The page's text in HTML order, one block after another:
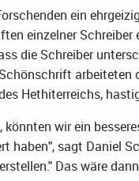
ein
einzelner Schreiber
die Schreiber
arbeiteten
Hethiterreichs,
könnten wir ein
haben", sagt Daniel
Das wäre